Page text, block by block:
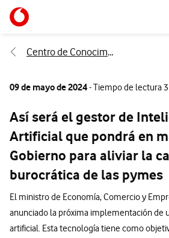
Ir a la pagina principal de vodafone.es
Centro de Conocimiento
09 de mayo de 2024- Tiempo de lectura
Así será el gestor de
Artificial que pondrá en
Gobierno para aliviar la
burocrática de las pymes
El ministro de Economía, Comercio y
anunciado la próxima implementación de
artificial. Esta tecnología tiene como